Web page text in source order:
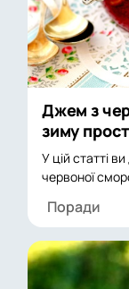
Джем з
зиму
У цій статті
червоної
Поради